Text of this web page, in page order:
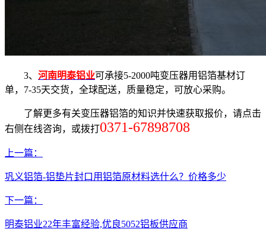
3、 河南明泰铝业可承接5-2000吨变压器用铝箔基材订
单，7-35天交货，全球配送，质量稳定，可放心采购。
了解更多有关变压器铝箔的知识并快速获取报价，请点击
右侧在线咨询，或拨打0371-67898708
上一篇：
巩义铝箔-铝垫片封口用铝箔原材料选什么？价格多少
下一篇：
明泰铝业22年丰富经验,优良5052铝板供应商